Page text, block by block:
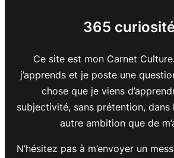
365
Ce site est mon Carnet
j’apprends et je poste une
chose que je viens
subjectivité, sans prétention, dans
autre ambition que de
N’hésitez pas à m’envoyer un